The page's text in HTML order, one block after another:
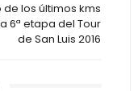
los últimos kms
6ª etapa del Tour
de San Luis 2016